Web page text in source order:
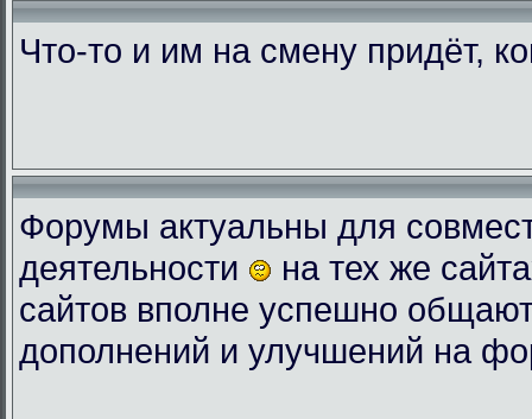
Что-то и им на смену придёт,
Форумы актуальны для
деятельности
на тех же
сайтов вполне успешно
дополнений и улучшений на